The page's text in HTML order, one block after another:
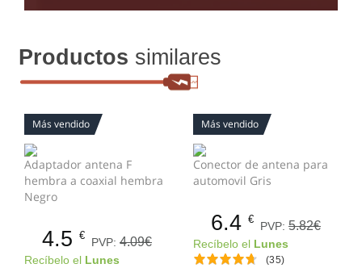
Productos similares
Más vendido
Adaptador antena F
hembra a coaxial hembra
Negro
4.5 €
PVP: 4.09€
Recíbelo el Lunes
Más vendido
Conector de antena para
automovil Gris
6.4 €
PVP: 5.82€
Recíbelo el Lunes
(35)